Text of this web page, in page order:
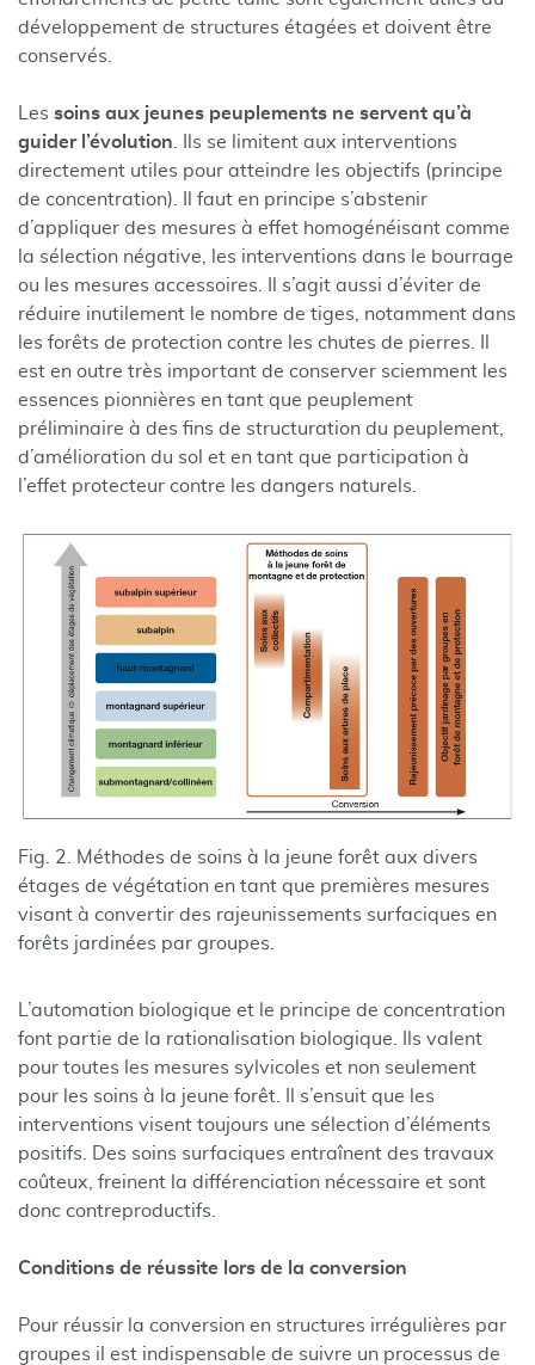
développement de structures étagées et doivent être
conservés.
Les soins aux jeunes peuplements ne servent qu’à
guider l’évolution . Ils se limitent aux interventions
directement utiles pour atteindre les objectifs (principe
de concentration). Il faut en principe s’abstenir
d’appliquer des mesures à effet homogénéisant comme
la sélection négative, les interventions dans le bourrage
ou les mesures accessoires. Il s’agit aussi d’éviter de
réduire inutilement le nombre de tiges, notamment dans
les forêts de protection contre les chutes de pierres. Il
est en outre très important de conserver sciemment les
essences pionnières en tant que peuplement
préliminaire à des fins de structuration du peuplement,
d’amélioration du sol et en tant que participation à
l’effet protecteur contre les dangers naturels.
Fig. 2. Méthodes de soins à la jeune forêt aux divers
étages de végétation en tant que premières mesures
visant à convertir des rajeunissements surfaciques en
forêts jardinées par groupes.
L’automation biologique et le principe de concentration
font partie de la rationalisation biologique. Ils valent
pour toutes les mesures sylvicoles et non seulement
pour les soins à la jeune forêt. Il s’ensuit que les
interventions visent toujours une sélection d’éléments
positifs. Des soins surfaciques entraînent des travaux
coûteux, freinent la différenciation nécessaire et sont
donc contreproductifs.
Conditions de réussite lors de la conversion
Pour réussir la conversion en structures irrégulières par
groupes il est indispensable de suivre un processus de